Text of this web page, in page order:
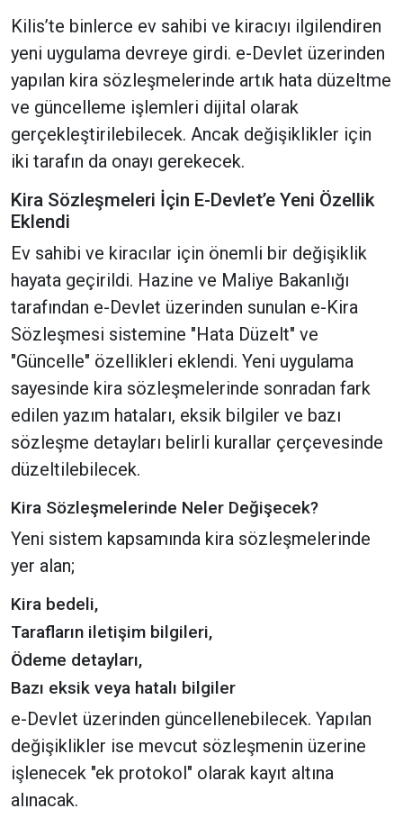
Kilis’te binlerce ev sahibi ve kiracıyı ilgilendiren
yeni uygulama devreye girdi. e-Devlet üzerinden
yapılan kira sözleşmelerinde artık hata düzeltme
ve güncelleme işlemleri dijital olarak
gerçekleştirilebilecek. Ancak değişiklikler için
iki tarafın da onayı gerekecek.
Kira Sözleşmeleri İçin E-Devlet’e Yeni Özellik
Eklendi
Ev sahibi ve kiracılar için önemli bir değişiklik
hayata geçirildi. Hazine ve Maliye Bakanlığı
tarafından e-Devlet üzerinden sunulan e-Kira
Sözleşmesi sistemine "Hata Düzelt" ve
"Güncelle" özellikleri eklendi. Yeni uygulama
sayesinde kira sözleşmelerinde sonradan fark
edilen yazım hataları, eksik bilgiler ve bazı
sözleşme detayları belirli kurallar çerçevesinde
düzeltilebilecek.
Kira Sözleşmelerinde Neler Değişecek?
Yeni sistem kapsamında kira sözleşmelerinde
yer alan;
Kira bedeli,
Tarafların iletişim bilgileri,
Ödeme detayları,
Bazı eksik veya hatalı bilgiler
e-Devlet üzerinden güncellenebilecek. Yapılan
değişiklikler ise mevcut sözleşmenin üzerine
işlenecek "ek protokol" olarak kayıt altına
alınacak.